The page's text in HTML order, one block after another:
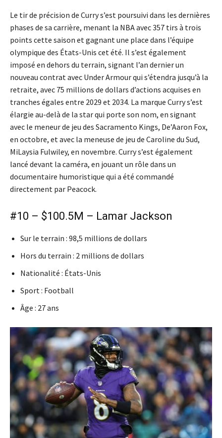
Le tir de précision de Curry s’est poursuivi dans les dernières
phases de sa carrière, menant la NBA avec 357 tirs à trois
points cette saison et gagnant une place dans l’équipe
olympique des États-Unis cet été. Il s’est également
imposé en dehors du terrain, signant l’an dernier un
nouveau contrat avec Under Armour qui s’étendra jusqu’à la
retraite, avec 75 millions de dollars d’actions acquises en
tranches égales entre 2029 et 2034. La marque Curry s’est
élargie au-delà de la star qui porte son nom, en signant
avec le meneur de jeu des Sacramento Kings, De’Aaron Fox,
en octobre, et avec la meneuse de jeu de Caroline du Sud,
MiLaysia Fulwiley, en novembre. Curry s’est également
lancé devant la caméra, en jouant un rôle dans un
documentaire humoristique qui a été commandé
directement par Peacock.
#10 – $100.5M – Lamar Jackson
Sur le terrain : 98,5 millions de dollars
Hors du terrain : 2 millions de dollars
Nationalité : États-Unis
Sport : Football
Âge : 27 ans